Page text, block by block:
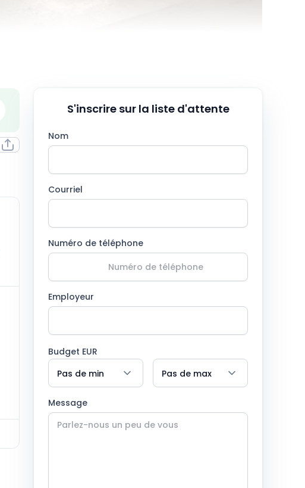
S'inscrire sur la liste d'attente
Nom
Courriel
Numéro de téléphone
Employeur
Budget EUR
Message